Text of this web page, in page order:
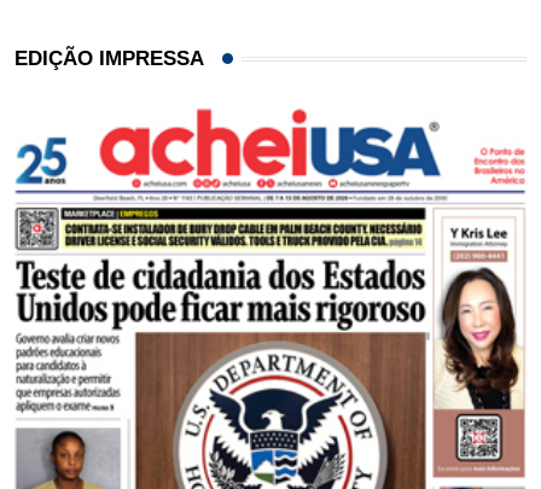
EDIÇÃO IMPRESSA